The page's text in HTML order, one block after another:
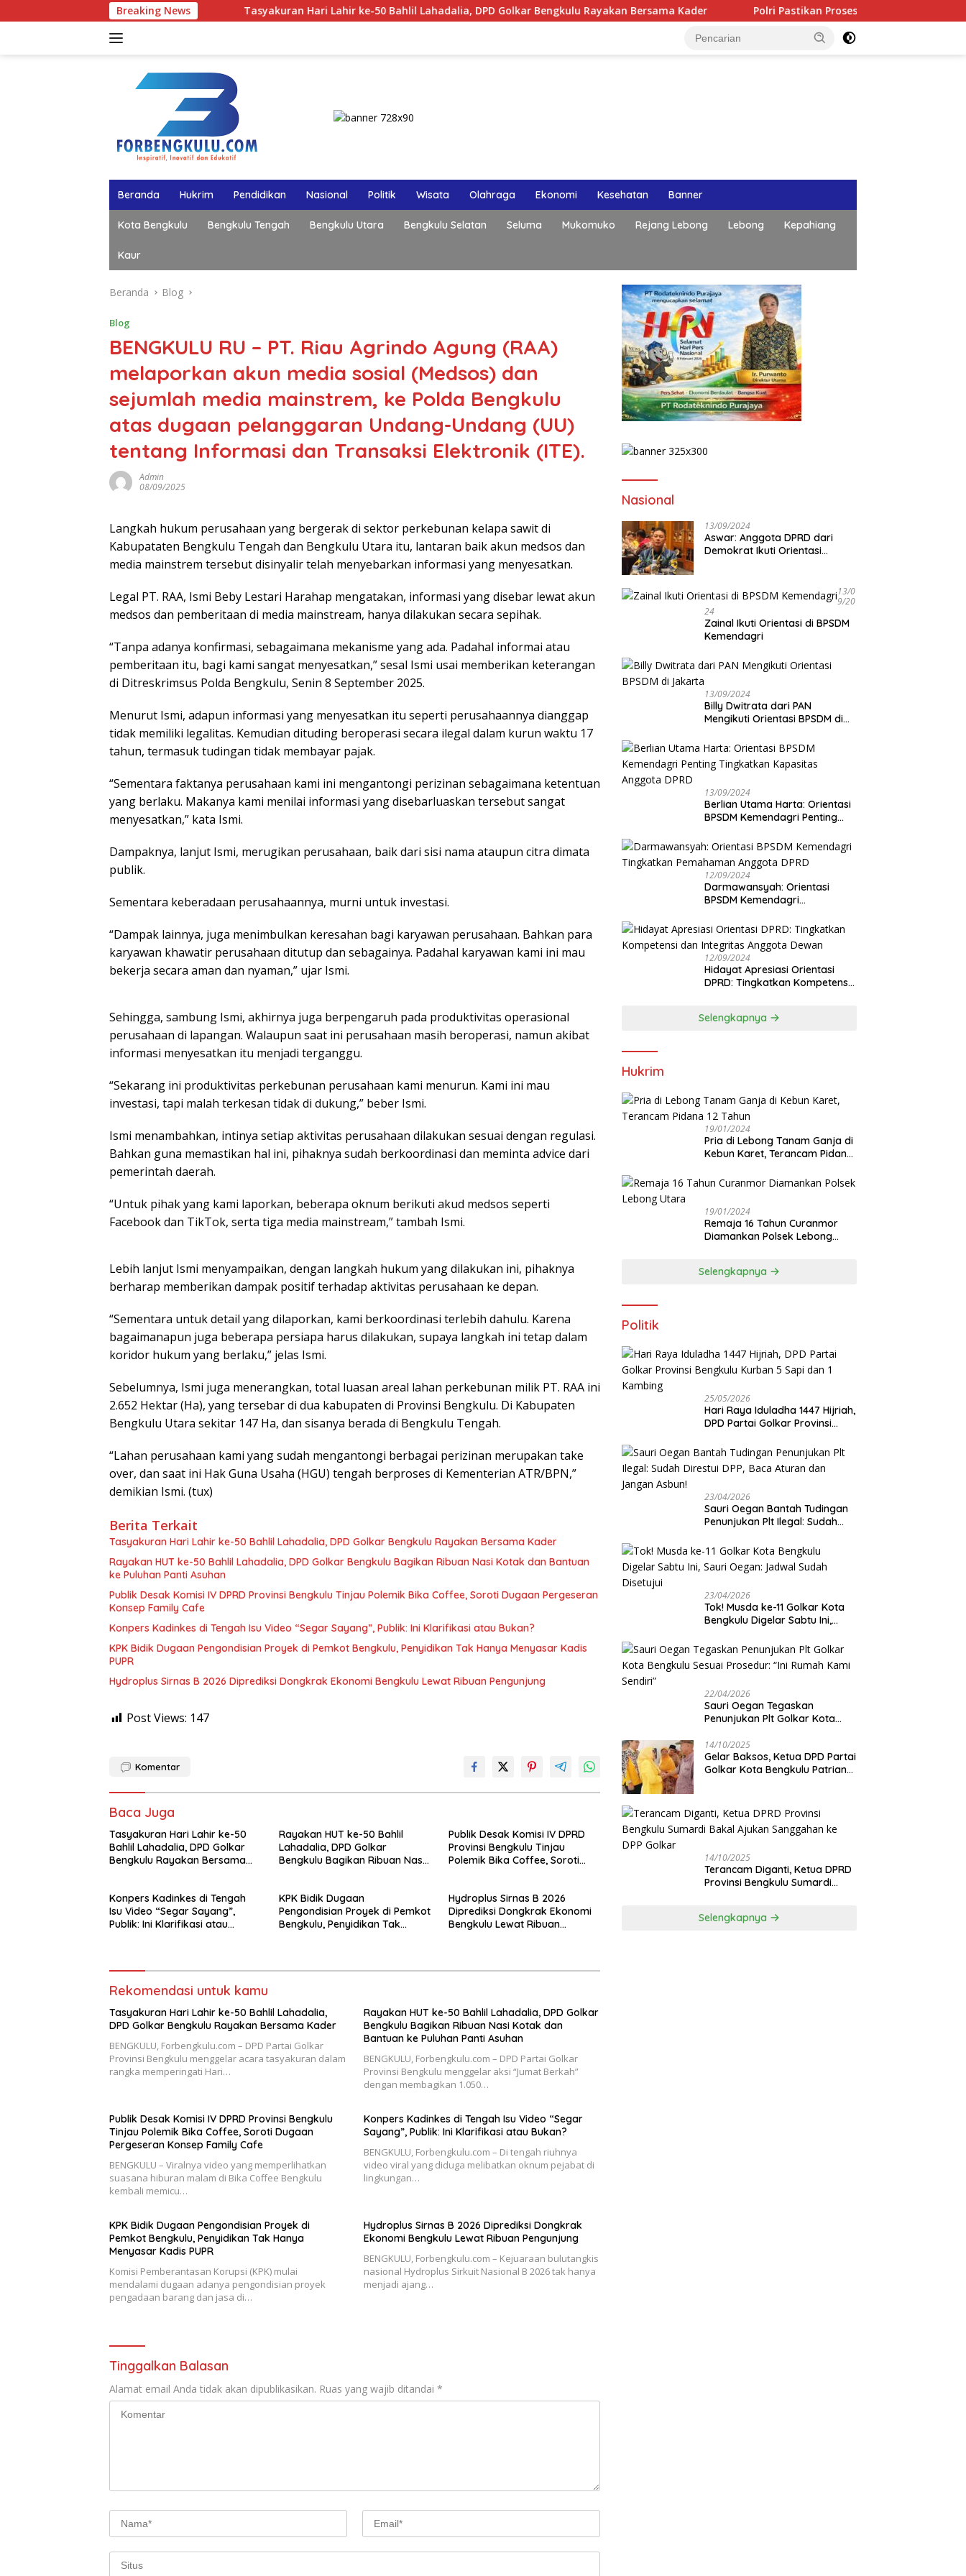
ke
Breaking NewsTasyakuran Hari Lahir ke-50 Bahlil Lahadalia, DPD Golkar Bengkulu Rayakan Bersama Kader Polri Pastikan Proses Pemeriksaan Personel di Aceh
Beranda Hukrim Pendidikan Nasional Politik Wisata Olahraga Ekonomi Kesehatan Banner
Kota Bengkulu Bengkulu Tengah Bengkulu Utara Bengkulu Selatan Seluma Mukomuko Rejang Lebong Lebong Kepahiang
Kaur
Beranda Blog
Blog
BENGKULU RU – PT. Riau Agrindo Agung (RAA)
melaporkan akun media sosial (Medsos) dan
sejumlah media mainstrem, ke Polda Bengkulu
atas dugaan pelanggaran Undang-Undang (UU)
tentang Informasi dan Transaksi Elektronik (ITE).
Admin
08/09/2025
Langkah hukum perusahaan yang bergerak di sektor perkebunan kelapa sawit di
Kabupataten Bengkulu Tengah dan Bengkulu Utara itu, lantaran baik akun medsos dan
media mainstrem tersebut disinyalir telah menyebarkan informasi yang menyesatkan.
Legal PT. RAA, Ismi Beby Lestari Harahap mengatakan, informasi yang disebar lewat akun
medsos dan pemberitaan di media mainstream, hanya dilakukan secara sepihak.
“Tanpa adanya konfirmasi, sebagaimana mekanisme yang ada. Padahal informai atau
pemberitaan itu, bagi kami sangat menyesatkan,” sesal Ismi usai memberikan keterangan
di Ditreskrimsus Polda Bengkulu, Senin 8 September 2025.
Menurut Ismi, adapun informasi yang menyesatkan itu seperti perusahaannya dianggap
tidak memiliki legalitas. Kemudian dituding beroperasi secara ilegal dalam kurun waktu 17
tahun, termasuk tudingan tidak membayar pajak.
“Sementara faktanya perusahaan kami ini mengantongi perizinan sebagaimana ketentuan
yang berlaku. Makanya kami menilai informasi yang disebarluaskan tersebut sangat
menyesatkan,” kata Ismi.
Dampaknya, lanjut Ismi, merugikan perusahaan, baik dari sisi nama ataupun citra dimata
publik.
Sementara keberadaan perusahaannya, murni untuk investasi.
“Dampak lainnya, juga menimbulkan keresahan bagi karyawan perusahaan. Bahkan para
karyawan khawatir perusahaan ditutup dan sebagainya. Padahal karyawan kami ini mau
bekerja secara aman dan nyaman,” ujar Ismi.
Sehingga, sambung Ismi, akhirnya juga berpengaruh pada produktivitas operasional
perusahaan di lapangan. Walaupun saat ini perusahaan masih beroperasi, namun akibat
informasi menyesatkan itu menjadi terganggu.
“Sekarang ini produktivitas perkebunan perusahaan kami menurun. Kami ini mau
investasi, tapi malah terkesan tidak di dukung,” beber Ismi.
Ismi menambahkan, intinya setiap aktivitas perusahaan dilakukan sesuai dengan regulasi.
Bahkan guna memastikan hal ini, pihaknya sudah berkoordinasi dan meminta advice dari
pemerintah daerah.
“Untuk pihak yang kami laporkan, beberapa oknum berikuti akud medsos seperti
Facebook dan TikTok, serta tiga media mainstream,” tambah Ismi.
Lebih lanjut Ismi menyampaikan, dengan langkah hukum yang dilakukan ini, pihaknya
berharap memberikan dampak positif terhadap aktivitas perusahaan ke depan.
“Sementara untuk detail yang dilaporkan, kami berkoordinasi terlebih dahulu. Karena
bagaimanapun juga beberapa persiapa harus dilakukan, supaya langkah ini tetap dalam
koridor hukum yang berlaku,” jelas Ismi.
Sebelumnya, Ismi juga menerangkan, total luasan areal lahan perkebunan milik PT. RAA ini
2.652 Hektar (Ha), yang tersebar di dua kabupaten di Provinsi Bengkulu. Di Kabupaten
Bengkulu Utara sekitar 147 Ha, dan sisanya berada di Bengkulu Tengah.
“Lahan perusahaan kami yang sudah mengantongi berbagai perizinan merupakan take
over, dan saat ini Hak Guna Usaha (HGU) tengah berproses di Kementerian ATR/BPN,”
demikian Ismi. (tux)
Berita Terkait
Tasyakuran Hari Lahir ke-50 Bahlil Lahadalia, DPD Golkar Bengkulu Rayakan Bersama Kader
Rayakan HUT ke-50 Bahlil Lahadalia, DPD Golkar Bengkulu Bagikan Ribuan Nasi Kotak dan Bantuan
ke Puluhan Panti Asuhan
Publik Desak Komisi IV DPRD Provinsi Bengkulu Tinjau Polemik Bika Coffee, Soroti Dugaan Pergeseran
Konsep Family Cafe
Konpers Kadinkes di Tengah Isu Video “Segar Sayang”, Publik: Ini Klarifikasi atau Bukan?
KPK Bidik Dugaan Pengondisian Proyek di Pemkot Bengkulu, Penyidikan Tak Hanya Menyasar Kadis
PUPR
Hydroplus Sirnas B 2026 Diprediksi Dongkrak Ekonomi Bengkulu Lewat Ribuan Pengunjung
Post Views: 147
Komentar
Baca Juga
Tasyakuran Hari Lahir ke-50
Bahlil Lahadalia, DPD Golkar
Bengkulu Rayakan Bersama
Rayakan HUT ke-50 Bahlil
Lahadalia, DPD Golkar
Bengkulu Bagikan Ribuan Nasi
Publik Desak Komisi IV DPRD
Provinsi Bengkulu Tinjau
Polemik Bika Coffee, Soroti
Konpers Kadinkes di Tengah
Isu Video “Segar Sayang”,
Publik: Ini Klarifikasi atau
KPK Bidik Dugaan
Pengondisian Proyek di Pemkot
Bengkulu, Penyidikan Tak
Hydroplus Sirnas B 2026
Diprediksi Dongkrak Ekonomi
Bengkulu Lewat Ribuan
Rekomendasi untuk kamu
Tasyakuran Hari Lahir ke-50 Bahlil Lahadalia,
DPD Golkar Bengkulu Rayakan Bersama Kader
BENGKULU, Forbengkulu.com – DPD Partai Golkar
Provinsi Bengkulu menggelar acara tasyakuran dalam
rangka memperingati Hari…
Rayakan HUT ke-50 Bahlil Lahadalia, DPD Golkar
Bengkulu Bagikan Ribuan Nasi Kotak dan
Bantuan ke Puluhan Panti Asuhan
BENGKULU, Forbengkulu.com – DPD Partai Golkar
Provinsi Bengkulu menggelar aksi “Jumat Berkah”
dengan membagikan 1.050…
Publik Desak Komisi IV DPRD Provinsi Bengkulu
Tinjau Polemik Bika Coffee, Soroti Dugaan
Pergeseran Konsep Family Cafe
BENGKULU – Viralnya video yang memperlihatkan
suasana hiburan malam di Bika Coffee Bengkulu
kembali memicu…
Konpers Kadinkes di Tengah Isu Video “Segar
Sayang”, Publik: Ini Klarifikasi atau Bukan?
BENGKULU, Forbengkulu.com – Di tengah riuhnya
video viral yang diduga melibatkan oknum pejabat di
lingkungan…
KPK Bidik Dugaan Pengondisian Proyek di
Pemkot Bengkulu, Penyidikan Tak Hanya
Menyasar Kadis PUPR
Komisi Pemberantasan Korupsi (KPK) mulai
mendalami dugaan adanya pengondisian proyek
pengadaan barang dan jasa di…
Hydroplus Sirnas B 2026 Diprediksi Dongkrak
Ekonomi Bengkulu Lewat Ribuan Pengunjung
BENGKULU, Forbengkulu.com – Kejuaraan bulutangkis
nasional Hydroplus Sirkuit Nasional B 2026 tak hanya
menjadi ajang…
Tinggalkan Balasan
Alamat email Anda tidak akan dipublikasikan. Ruas yang wajib ditandai *
Nasional
13/09/2024
Aswar: Anggota DPRD dari
Demokrat Ikuti Orientasi
13/0
9/20
24
Zainal Ikuti Orientasi di BPSDM
Kemendagri
13/09/2024
Billy Dwitrata dari PAN
Mengikuti Orientasi BPSDM di
13/09/2024
Berlian Utama Harta: Orientasi
BPSDM Kemendagri Penting
DPRD
12/09/2024
Darmawansyah: Orientasi
BPSDM Kemendagri
Anggota DPRD
12/09/2024
Hidayat Apresiasi Orientasi
DPRD: Tingkatkan Kompetensi
Selengkapnya
Hukrim
19/01/2024
Pria di Lebong Tanam Ganja di
Kebun Karet, Terancam Pidana
19/01/2024
Remaja 16 Tahun Curanmor
Diamankan Polsek Lebong
Selengkapnya
Politik
25/05/2026
Hari Raya Iduladha 1447 Hijriah,
DPD Partai Golkar Provinsi
Kambing
23/04/2026
Sauri Oegan Bantah Tudingan
Penunjukan Plt Ilegal: Sudah
Jangan Asbun!
23/04/2026
‎Tok! Musda ke-11 Golkar Kota
Bengkulu Digelar Sabtu Ini,
Disetujui
22/04/2026
Sauri Oegan Tegaskan
Penunjukan Plt Golkar Kota
Rumah Kami Sendiri”
14/10/2025
‎Gelar Baksos, Ketua DPD Partai
Golkar Kota Bengkulu Patriana
14/10/2025
Terancam Diganti, Ketua DPRD
Provinsi Bengkulu Sumardi
Selengkapnya